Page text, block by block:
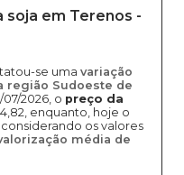
soja em Terenos -
se uma variação
região Sudoeste de
07/2026, o preço da
enquanto, hoje o
os valores
média de